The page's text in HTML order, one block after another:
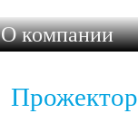
О компании